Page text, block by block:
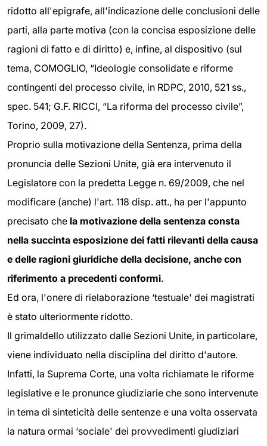
ridotto all'epigrafe, all'indicazione delle conclusioni delle
parti, alla parte motiva (con la concisa esposizione delle
ragioni di fatto e di diritto) e, infine, al dispositivo (sul
tema, COMOGLIO, “Ideologie consolidate e riforme
contingenti del processo civile, in RDPC, 2010, 521 ss.,
spec. 541; G.F. RICCI, “La riforma del processo civile”,
Torino, 2009, 27).
Proprio sulla motivazione della Sentenza, prima della
pronuncia delle Sezioni Unite, già era intervenuto il
Legislatore con la predetta Legge n. 69/2009, che nel
modificare (anche) l'art. 118 disp. att., ha per l'appunto
precisato che la motivazione della sentenza consta
nella succinta esposizione dei fatti rilevanti della causa
e delle ragioni giuridiche della decisione, anche con
riferimento a precedenti conformi.
Ed ora, l'onere di rielaborazione ‘testuale' dei magistrati
è stato ulteriormente ridotto.
Il grimaldello utilizzato dalle Sezioni Unite, in particolare,
viene individuato nella disciplina del diritto d'autore.
Infatti, la Suprema Corte, una volta richiamate le riforme
legislative e le pronunce giudiziarie che sono intervenute
in tema di sinteticità delle sentenze e una volta osservata
la natura ormai ‘sociale' dei provvedimenti giudiziari